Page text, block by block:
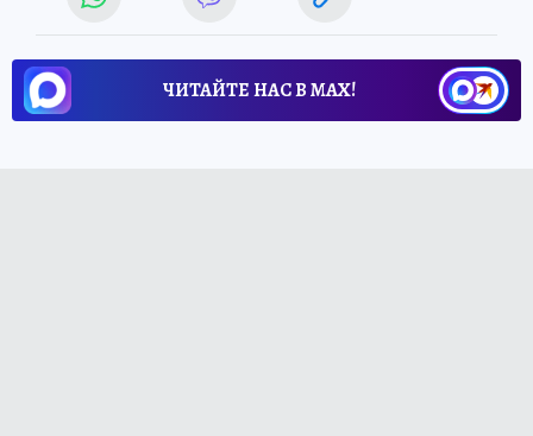
ЧИТАЙТЕ НАС В МАХ!